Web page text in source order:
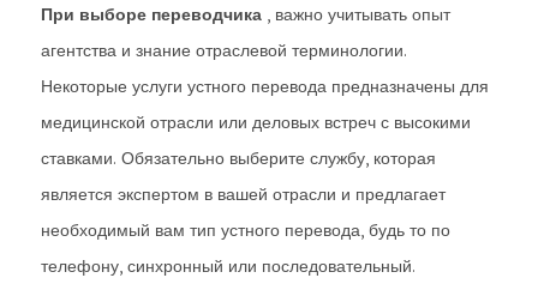
При выборе переводчика , важно учитывать опыт
агентства и знание отраслевой терминологии.
Некоторые услуги устного перевода предназначены для
медицинской отрасли или деловых встреч с высокими
ставками. Обязательно выберите службу, которая
является экспертом в вашей отрасли и предлагает
необходимый вам тип устного перевода, будь то по
телефону, синхронный или последовательный.